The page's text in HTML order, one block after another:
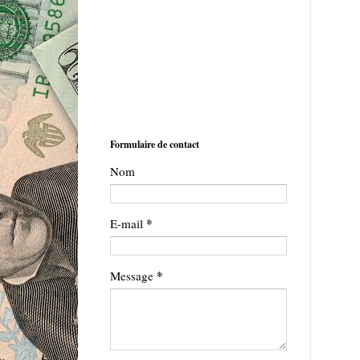
Formulaire de contact
Nom
E-mail *
Message *